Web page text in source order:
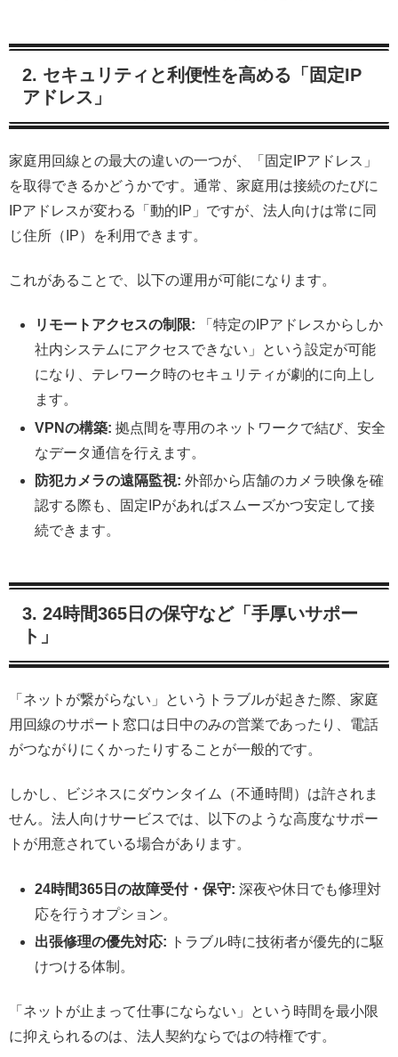
2. セキュリティと利便性を高める「固定IP
アドレス」
家庭用回線との最大の違いの一つが、「固定IPアドレス」
を取得できるかどうかです。通常、家庭用は接続のたびに
IPアドレスが変わる「動的IP」ですが、法人向けは常に同
じ住所（IP）を利用できます。
これがあることで、以下の運用が可能になります。
リモートアクセスの制限: 「特定のIPアドレスからしか
社内システムにアクセスできない」という設定が可能
になり、テレワーク時のセキュリティが劇的に向上し
ます。
VPNの構築: 拠点間を専用のネットワークで結び、安全
なデータ通信を行えます。
防犯カメラの遠隔監視: 外部から店舗のカメラ映像を確
認する際も、固定IPがあればスムーズかつ安定して接
続できます。
3. 24時間365日の保守など「手厚いサポー
ト」
「ネットが繋がらない」というトラブルが起きた際、家庭
用回線のサポート窓口は日中のみの営業であったり、電話
がつながりにくかったりすることが一般的です。
しかし、ビジネスにダウンタイム（不通時間）は許されま
せん。法人向けサービスでは、以下のような高度なサポー
トが用意されている場合があります。
24時間365日の故障受付・保守: 深夜や休日でも修理対
応を行うオプション。
出張修理の優先対応: トラブル時に技術者が優先的に駆
けつける体制。
「ネットが止まって仕事にならない」という時間を最小限
に抑えられるのは、法人契約ならではの特権です。